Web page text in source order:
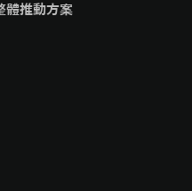
體推動方案